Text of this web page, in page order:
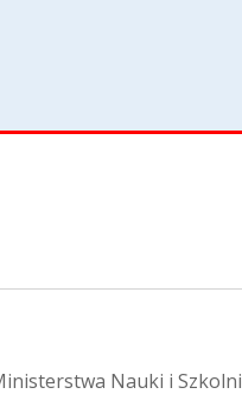
Nauki i